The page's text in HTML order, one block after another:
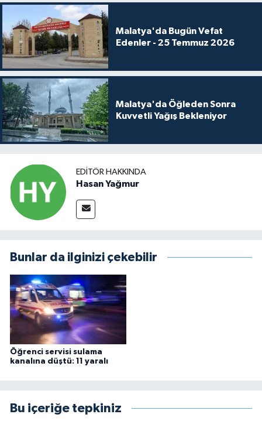
Malatya'da Bugün Vefat
Edenler - 25 Temmuz 2026
Malatya'da Öğleden Sonra
Kuvvetli Yağış Bekleniyor
EDITÖR HAKKINDA
Hasan Yağmur
Bunlar da ilginizi çekebilir
Öğrenci servisi sulama
kanalına düştü: 11 yaralı
Bu içeriğe tepkiniz